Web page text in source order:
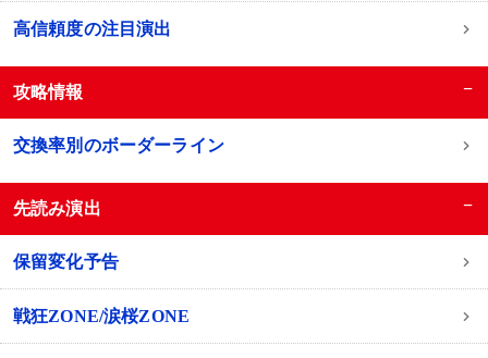
高信頼度の注目演出
攻略情報 −
交換率別のボーダーライン
先読み演出 −
保留変化予告
戦狂ZONE/涙桜ZONE